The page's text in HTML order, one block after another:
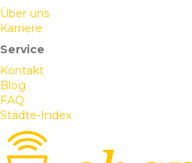
Über uns
Karriere
Service
Kontakt
Blog
FAQ
Städte-Index